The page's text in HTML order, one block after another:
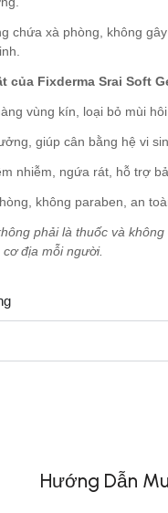
chứa xà phòng, không
của Fixderma Srai Soft
vùng kín, loại bỏ mùi
giúp cân bằng hệ vi
nhiễm, ngứa rát, hỗ trợ
không paraben, an
phải là thuốc và
địa mỗi người.
Hướng Dẫn